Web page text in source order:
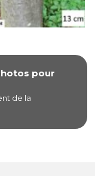
pour
de la